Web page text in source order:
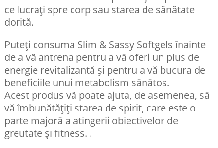
ce lucrați spre corp sau starea de sănătate
dorită.
Puteți consuma Slim & Sassy Softgels înainte
de a vă antrena pentru a vă oferi un plus de
energie revitalizantă și pentru a vă bucura de
beneficiile unui metabolism sănătos.
Acest produs vă poate ajuta, de asemenea, să
vă îmbunătățiți starea de spirit, care este o
parte majoră a atingerii obiectivelor de
greutate și fitness. .